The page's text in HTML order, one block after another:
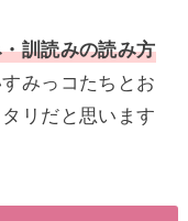
訓読みの読み方
みっコたちとお
リだと思います